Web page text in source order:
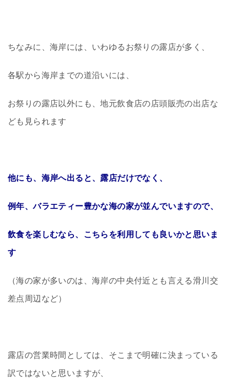
ちなみに、海岸には、いわゆるお祭りの露店が多く、
各駅から海岸までの道沿いには、
お祭りの露店以外にも、地元飲食店の店頭販売の出店な
ども見られます
他にも、海岸へ出ると、露店だけでなく、
例年、バラエティー豊かな海の家が並んでいますので、
飲食を楽しむなら、こちらを利用しても良いかと思いま
す
（海の家が多いのは、海岸の中央付近とも言える滑川交
差点周辺など）
露店の営業時間としては、そこまで明確に決まっている
訳ではないと思いますが、